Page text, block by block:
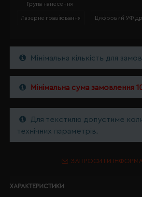
Група нанесення
Лазерне гравіювання Цифровий УФ
Мінімальна кількість для
Мінімальна сума замовлення
Для текстилю допустиме
технічних параметрів.
ЗАПРОСИТИ
ХАРАКТЕРИСТИКИ